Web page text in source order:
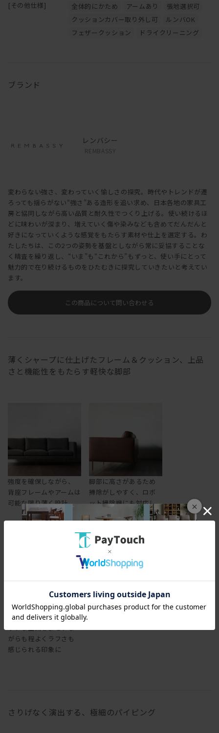
×
この商品について問い合わせる
[その他仕様] 全体的にかため アームあり
張地選択可
クッションカバー取り外し可
ルンバOK
フェザークッション
ドライクリーニング
ブランド
レンバシー
REMBASSY
変わらない強さ、変わっていく愉しさの探究。時代やトレンドが遷
ろっても揺らがない“強さ”ある造形を追い求め、日本各地の家具工
房と協同しながら高い品質と耐久性でつくり上げる。使い続けるほ
どに味わいが深まり、増えていく傷や染みなども含めてだんだんと
好きになっていくような感覚をもたらす素材や仕上を選定する。わ
たしたちは、この2つの姿勢を基盤としながら常に妥協することな
く精査を繰り返し、“いま”も“これから”もずっと、使い手にとって
魅力的で在り続けるものをひたむきに探究していきたいと考えてい
ます。
薄くシャープに仕上げたフレーム＆クッション、上品
さと機能性をもたらす軽快な脚部
強度を確保しながら、
背座フレームやアームは
可能な限り薄く設計
脚部に高さがあるため
掃除がしやすく、ロボ
ット掃除機にも対応し
ます
レザーで張り込むと、シ
ックな空気をまといな
がらも程よくラフさも
感じられる印象に
さりげなく演出する、極細のパイピング